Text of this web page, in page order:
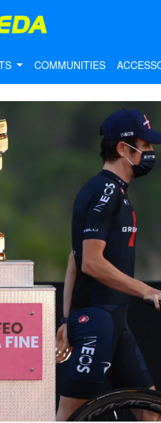
COMMUNITIES